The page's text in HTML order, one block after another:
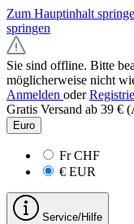
Zum Hauptinhalt
springen
Sie sind offline. Bitte
möglicherweise nicht
Anmelden oder
Gratis Versand ab 39 €
Euro
FrCHF
€ EUR
Service/Hilfe